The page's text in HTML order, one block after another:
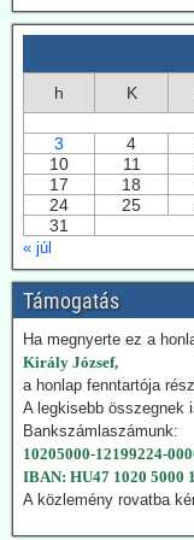
kiaknázását
Az USA
összesen 29 TWh
2026.07.22.
visszakozik
Japán –
helyezi azokat a
szennyezőbb korszak
hatóságok „rendkívüli
tüzelőanyagnak a
megígérték.
Hogy kedvezzen a
vállalta a teljes
bekopogtatott,
A japán Gazdasági,
képviselői
megoldást jelent a
szoroson
h K
3
4
10
11
17
18
24
25
31
« júl
Támogatás
Ha megnyerte ez a
Király József,
a honlap fenntartója
A legkisebb összegnek
Bankszámlaszámunk:
10205000-12199224-
IBAN: HU47 1020 5000
A közlemény rovatba